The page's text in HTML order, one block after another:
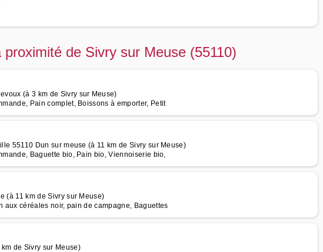
de Sivry sur Meuse (55110)
(à 3 km de Sivry sur Meuse)
Pain complet, Boissons à emporter, Petit
55110 Dun sur meuse (à 11 km de Sivry sur Meuse)
Baguette bio, Pain bio, Viennoiserie bio,
(à 11 km de Sivry sur Meuse)
aux céréales noir, pain de campagne, Baguettes
de Sivry sur Meuse)